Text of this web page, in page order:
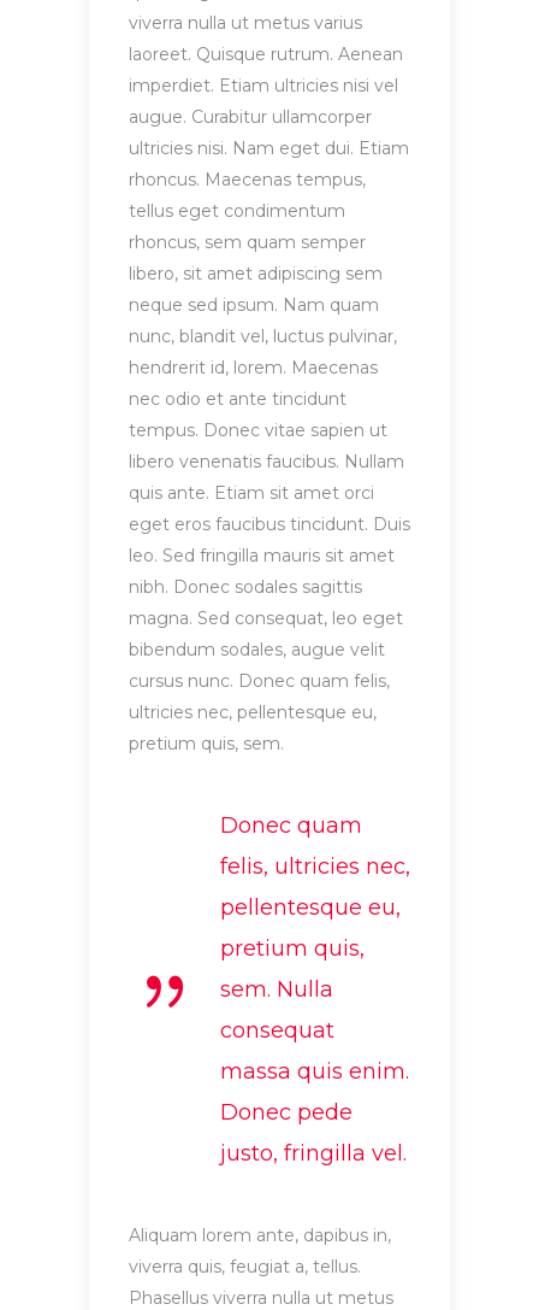
viverra nulla ut metus varius
laoreet. Quisque rutrum. Aenean
imperdiet. Etiam ultricies nisi vel
augue. Curabitur ullamcorper
ultricies nisi. Nam eget dui. Etiam
rhoncus. Maecenas tempus,
tellus eget condimentum
rhoncus, sem quam semper
libero, sit amet adipiscing sem
neque sed ipsum. Nam quam
nunc, blandit vel, luctus pulvinar,
hendrerit id, lorem. Maecenas
nec odio et ante tincidunt
tempus. Donec vitae sapien ut
libero venenatis faucibus. Nullam
quis ante. Etiam sit amet orci
eget eros faucibus tincidunt. Duis
leo. Sed fringilla mauris sit amet
nibh. Donec sodales sagittis
magna. Sed consequat, leo eget
bibendum sodales, augue velit
cursus nunc. Donec quam felis,
ultricies nec, pellentesque eu,
pretium quis, sem.
Donec quam
felis, ultricies nec,
pellentesque eu,
pretium quis,
sem. Nulla
consequat
massa quis enim.
Donec pede
justo, fringilla vel.
Aliquam lorem ante, dapibus in,
viverra quis, feugiat a, tellus.
Phasellus viverra nulla ut metus